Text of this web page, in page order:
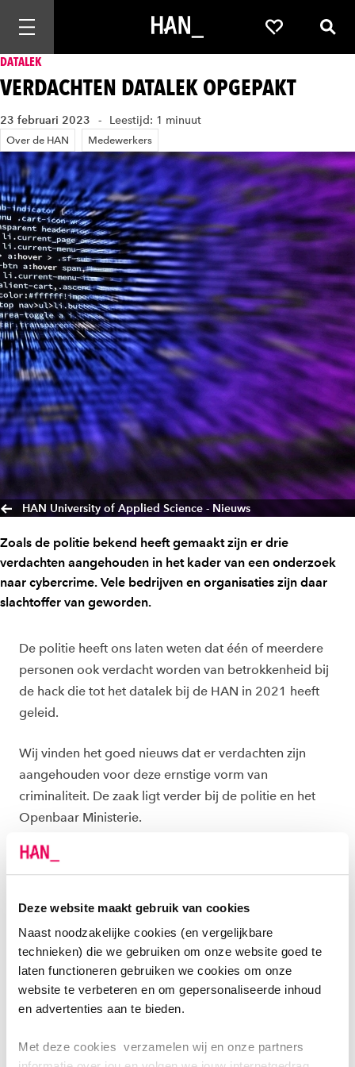
Deze website maakt gebruik van cookies
Naast noodzakelijke cookies (en vergelijkbare
technieken) die we gebruiken om onze website goed te
laten functioneren gebruiken we cookies om onze
website te verbeteren en om gepersonaliseerde inhoud
en advertenties aan te bieden.
Met deze cookies verzamelen wij en onze partners
Mobiele navigatie openen Favorieten
DATALEK
VERDACHTEN DATALEK OPGEPAKT
23 februari 2023 Leestijd: 1 minuut
Over de HAN Medewerkers
HAN University of Applied Science - Nieuws
Zoals de politie bekend heeft gemaakt zijn er drie
verdachten aangehouden in het kader van een onderzoek
naar cybercrime. Vele bedrijven en organisaties zijn daar
slachtoffer van geworden.
De politie heeft ons laten weten dat één of meerdere
personen ook verdacht worden van betrokkenheid bij
de hack die tot het datalek bij de HAN in 2021 heeft
geleid.
Wij vinden het goed nieuws dat er verdachten zijn
aangehouden voor deze ernstige vorm van
criminaliteit. De zaak ligt verder bij de politie en het
Openbaar Ministerie.
OVER HET DATALEK
Op 1 september 2021 hebben we bericht ontvangen